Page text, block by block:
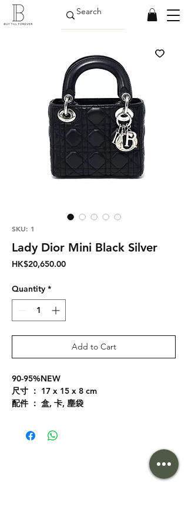
SKU: 1
Lady Dior Mini Black Silver
HK$20,650.00Price
Quantity *
Add to Cart
90-95%NEW
尺寸 ： 17 x 15 x 8 cm
配件 ： 盒, 卡, 塵袋